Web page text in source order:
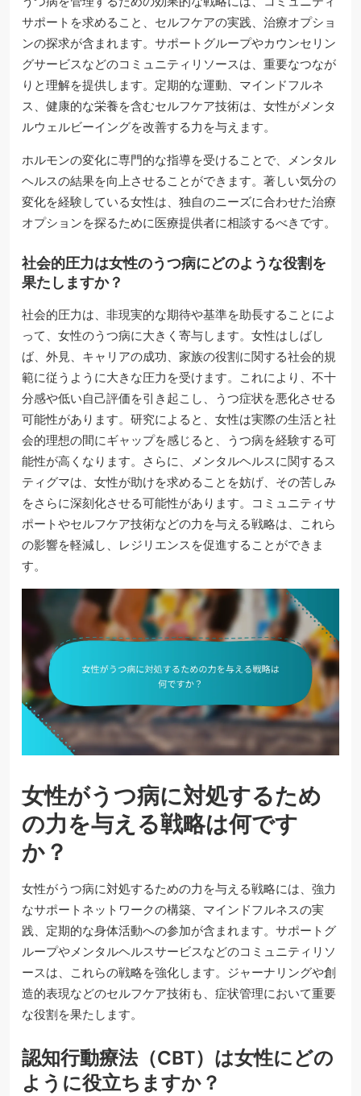
サポートを求めること、セルフケアの実践、治療オプショ
ンの探求が含まれます。サポートグループやカウンセリン
グサービスなどのコミュニティリソースは、重要なつなが
りと理解を提供します。定期的な運動、マインドフルネ
ス、健康的な栄養を含むセルフケア技術は、女性がメンタ
ルウェルビーイングを改善する力を与えます。
ホルモンの変化に専門的な指導を受けることで、メンタル
ヘルスの結果を向上させることができます。著しい気分の
変化を経験している女性は、独自のニーズに合わせた治療
オプションを探るために医療提供者に相談するべきです。
社会的圧力は女性のうつ病にどのような役割を
果たしますか？
社会的圧力は、非現実的な期待や基準を助長することによ
って、女性のうつ病に大きく寄与します。女性はしばし
ば、外見、キャリアの成功、家族の役割に関する社会的規
範に従うように大きな圧力を受けます。これにより、不十
分感や低い自己評価を引き起こし、うつ症状を悪化させる
可能性があります。研究によると、女性は実際の生活と社
会的理想の間にギャップを感じると、うつ病を経験する可
能性が高くなります。さらに、メンタルヘルスに関するス
ティグマは、女性が助けを求めることを妨げ、その苦しみ
をさらに深刻化させる可能性があります。コミュニティサ
ポートやセルフケア技術などの力を与える戦略は、これら
の影響を軽減し、レジリエンスを促進することができま
す。
女性がうつ病に対処するため
の力を与える戦略は何です
か？
女性がうつ病に対処するための力を与える戦略には、強力
なサポートネットワークの構築、マインドフルネスの実
践、定期的な身体活動への参加が含まれます。サポートグ
ループやメンタルヘルスサービスなどのコミュニティリソ
ースは、これらの戦略を強化します。ジャーナリングや創
造的表現などのセルフケア技術も、症状管理において重要
な役割を果たします。
認知行動療法（CBT）は女性にどの
ように役立ちますか？